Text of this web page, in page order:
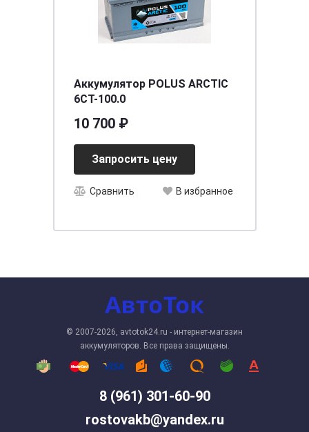
Аккумулятор POLUS ARCTIC
6CT-100.0
10 700 ₽
Запросить цену
Сравнить В избранное
8 (961) 301-60-90
rostovakb@yandex.ru
© 2007-2026, avtotok24.ru - интернет-магазин
аккумуляторов. Все права защищены.